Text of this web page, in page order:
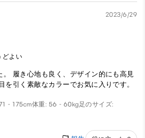
2023/6/29
どよい
。 履き心地も良く、デザイン的にも高見
を引く素敵なカラーでお気に入りです。
- 175cm体重: 56 - 60kg足のサイズ: